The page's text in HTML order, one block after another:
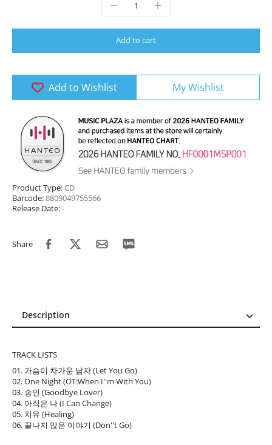
Add to cart
Add to Wishlist My Wishlist
Product Type:CD
Barcode:8809049755566
Release Date:-
Share
Description
TRACK LISTS
01. 가슴이 차가운 남자 (Let You Go)
02. One Night (OT:When I''m With You)
03. 송인 (Goodbye Lover)
04. 아직은 나 (I Can Change)
05. 치유 (Healing)
06. 끝나지 않은 이야기 (Don''t Go)